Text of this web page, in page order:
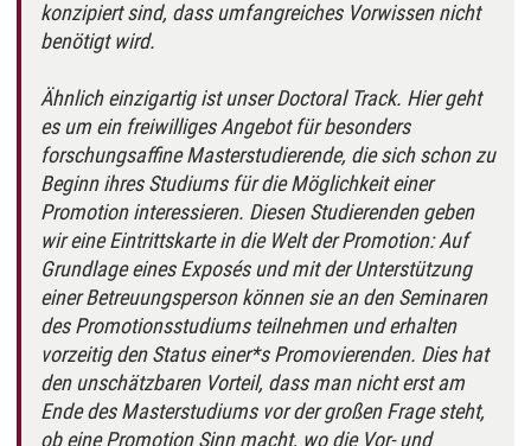
konzipiert sind, dass umfangreiches Vorwissen nicht
benötigt wird.
Ähnlich einzigartig ist unser Doctoral Track. Hier geht
es um ein freiwilliges Angebot für besonders
forschungsaffine Masterstudierende, die sich schon zu
Beginn ihres Studiums für die Möglichkeit einer
Promotion interessieren. Diesen Studierenden geben
wir eine Eintrittskarte in die Welt der Promotion: Auf
Grundlage eines Exposés und mit der Unterstützung
einer Betreuungsperson können sie an den Seminaren
des Promotionsstudiums teilnehmen und erhalten
vorzeitig den Status einer*s Promovierenden. Dies hat
den unschätzbaren Vorteil, dass man nicht erst am
Ende des Masterstudiums vor der großen Frage steht,
ob eine Promotion Sinn macht, wo die Vor- und